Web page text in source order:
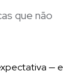
que não
— e